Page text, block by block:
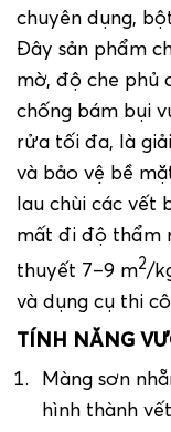
chuyên dụng,
Đây sản phẩm
mờ, độ che phủ
chống bám bụi
rửa tối đa, là
và bảo vệ bề
lau chùi các vết
mất đi độ thẩm
thuyết 7–9 m2/
và dụng cụ thi
TÍNH NĂNG
Màng sơn
hình thành